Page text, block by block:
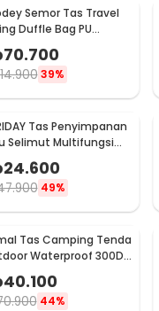
Semor Tas Travel
Duffle Bag PU
70.700
39%
Tas Penyimpanan
Selimut Multifungsi
Organizer Bag
- IF45
24.600
49%
Tas Camping Tenda
Waterproof 300D
40.100
44%